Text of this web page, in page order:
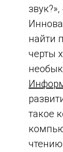
найти
черты
такое